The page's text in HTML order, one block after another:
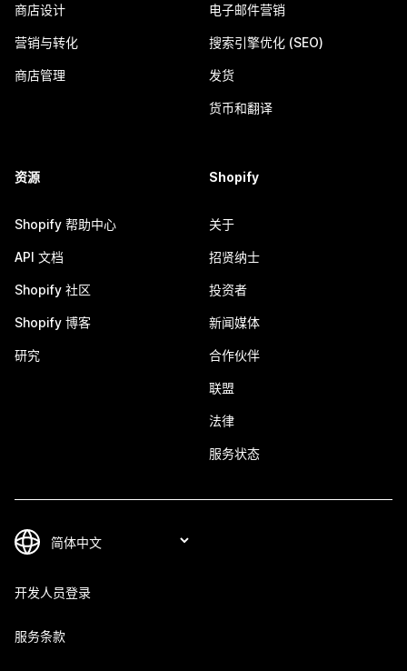
商店设计
营销与转化
商店管理
电子邮件营销
搜索引擎优化 (SEO)
发货
货币和翻译
资源
Shopify 帮助中心
API 文档
Shopify 社区
Shopify 博客
研究
Shopify
关于
招贤纳士
投资者
新闻媒体
合作伙伴
联盟
法律
服务状态
开发人员登录
服务条款